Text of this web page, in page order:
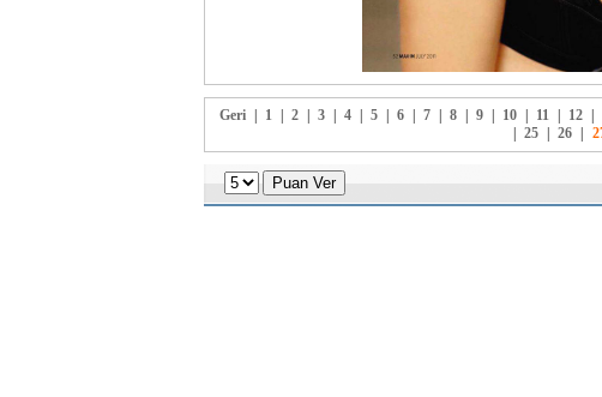
Geri 1 2 3 4 5 6 7 8 9 10 11 12
25 26